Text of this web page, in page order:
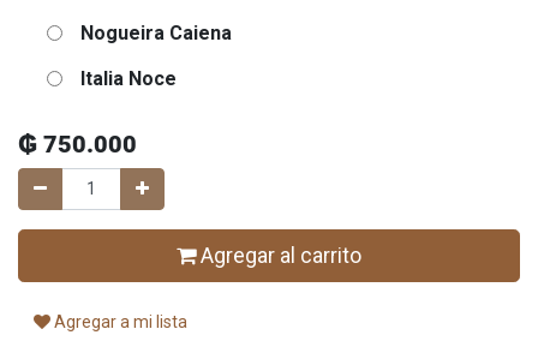
Nogueira Caiena
Italia Noce
₲ 750.000
Agregar al carrito
Agregar a mi lista